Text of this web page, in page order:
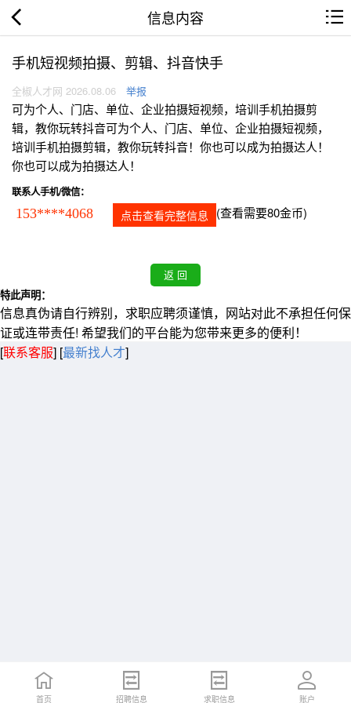
信息内容
手机短视频拍摄、剪辑、抖音快手
全椒人才网 2026.08.06 举报
可为个人、门店、单位、企业拍摄短视频，培训手机拍摄剪
辑，教你玩转抖音可为个人、门店、单位、企业拍摄短视频，
培训手机拍摄剪辑，教你玩转抖音！你也可以成为拍摄达人！
你也可以成为拍摄达人！
联系人手机/微信：
153****4068 点击查看完整信息 (查看需要80金币)
特此声明：
信息真伪请自行辨别，求职应聘须谨慎，网站对此不承担任何保
证或连带责任! 希望我们的平台能为您带来更多的便利！
[联系客服] [最新找人才]
首页 招聘信息 求职信息 账户